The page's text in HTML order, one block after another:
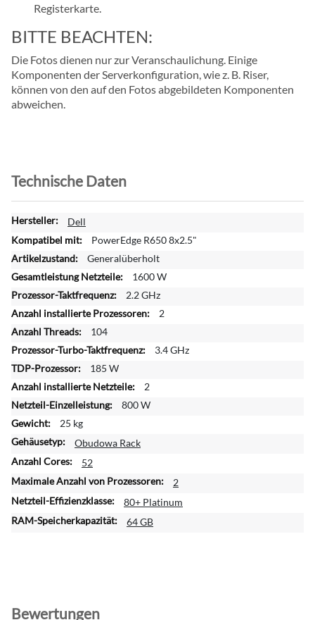
Registerkarte.
BITTE BEACHTEN:
Die Fotos dienen nur zur Veranschaulichung. Einige
Komponenten der Serverkonfiguration, wie z. B. Riser,
können von den auf den Fotos abgebildeten Komponenten
abweichen.
Technische Daten
W
e
t
e
r
e
n
f
o
r
a
t
i
o
e
n
Dell
PowerEdge R650 8x2.5"
Generalüberholt
1600 W
2.2 GHz
2
104
3.4 GHz
185 W
2
800 W
25 kg
Obudowa Rack
52
2
80+ Platinum
64 GB
Bewertungen